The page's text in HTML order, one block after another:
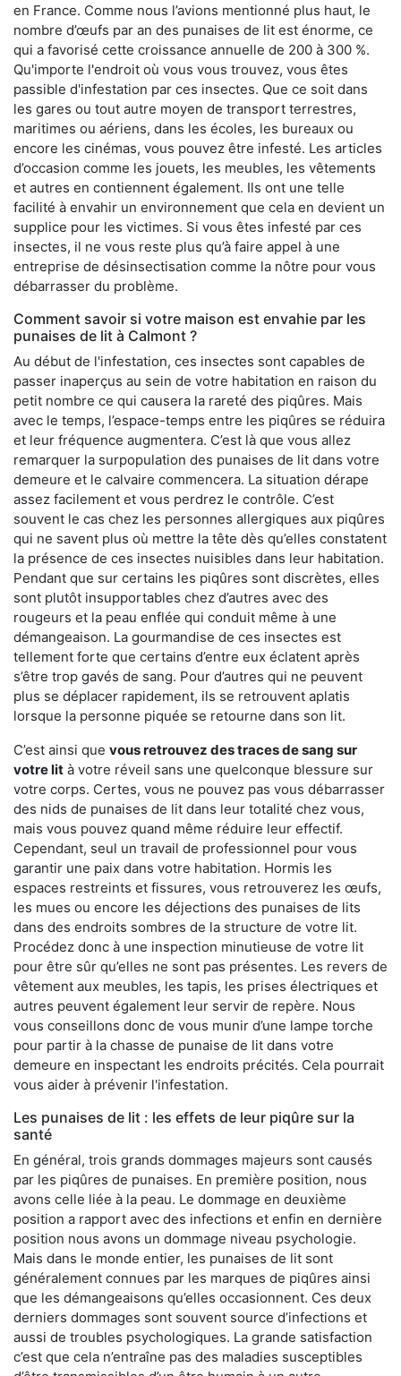
en France. Comme nous l’avions mentionné plus haut, le
nombre d’œufs par an des punaises de lit est énorme, ce
qui a favorisé cette croissance annuelle de 200 à 300 %.
Qu'importe l'endroit où vous vous trouvez, vous êtes
passible d'infestation par ces insectes. Que ce soit dans
les gares ou tout autre moyen de transport terrestres,
maritimes ou aériens, dans les écoles, les bureaux ou
encore les cinémas, vous pouvez être infesté. Les articles
d’occasion comme les jouets, les meubles, les vêtements
et autres en contiennent également. Ils ont une telle
facilité à envahir un environnement que cela en devient un
supplice pour les victimes. Si vous êtes infesté par ces
insectes, il ne vous reste plus qu’à faire appel à une
entreprise de désinsectisation comme la nôtre pour vous
débarrasser du problème.
Comment savoir si votre maison est envahie par les
punaises de lit à Calmont ?
Au début de l'infestation, ces insectes sont capables de
passer inaperçus au sein de votre habitation en raison du
petit nombre ce qui causera la rareté des piqûres. Mais
avec le temps, l’espace-temps entre les piqûres se réduira
et leur fréquence augmentera. C’est là que vous allez
remarquer la surpopulation des punaises de lit dans votre
demeure et le calvaire commencera. La situation dérape
assez facilement et vous perdrez le contrôle. C’est
souvent le cas chez les personnes allergiques aux piqûres
qui ne savent plus où mettre la tête dès qu’elles constatent
la présence de ces insectes nuisibles dans leur habitation.
Pendant que sur certains les piqûres sont discrètes, elles
sont plutôt insupportables chez d’autres avec des
rougeurs et la peau enflée qui conduit même à une
démangeaison. La gourmandise de ces insectes est
tellement forte que certains d’entre eux éclatent après
s’être trop gavés de sang. Pour d’autres qui ne peuvent
plus se déplacer rapidement, ils se retrouvent aplatis
lorsque la personne piquée se retourne dans son lit.
C’est ainsi que vous retrouvez des traces de sang sur
votre lit à votre réveil sans une quelconque blessure sur
votre corps. Certes, vous ne pouvez pas vous débarrasser
des nids de punaises de lit dans leur totalité chez vous,
mais vous pouvez quand même réduire leur effectif.
Cependant, seul un travail de professionnel pour vous
garantir une paix dans votre habitation. Hormis les
espaces restreints et fissures, vous retrouverez les œufs,
les mues ou encore les déjections des punaises de lits
dans des endroits sombres de la structure de votre lit.
Procédez donc à une inspection minutieuse de votre lit
pour être sûr qu’elles ne sont pas présentes. Les revers de
vêtement aux meubles, les tapis, les prises électriques et
autres peuvent également leur servir de repère. Nous
vous conseillons donc de vous munir d’une lampe torche
pour partir à la chasse de punaise de lit dans votre
demeure en inspectant les endroits précités. Cela pourrait
vous aider à prévenir l'infestation.
Les punaises de lit : les effets de leur piqûre sur la
santé
En général, trois grands dommages majeurs sont causés
par les piqûres de punaises. En première position, nous
avons celle liée à la peau. Le dommage en deuxième
position a rapport avec des infections et enfin en dernière
position nous avons un dommage niveau psychologie.
Mais dans le monde entier, les punaises de lit sont
généralement connues par les marques de piqûres ainsi
que les démangeaisons qu’elles occasionnent. Ces deux
derniers dommages sont souvent source d’infections et
aussi de troubles psychologiques. La grande satisfaction
c’est que cela n’entraîne pas des maladies susceptibles